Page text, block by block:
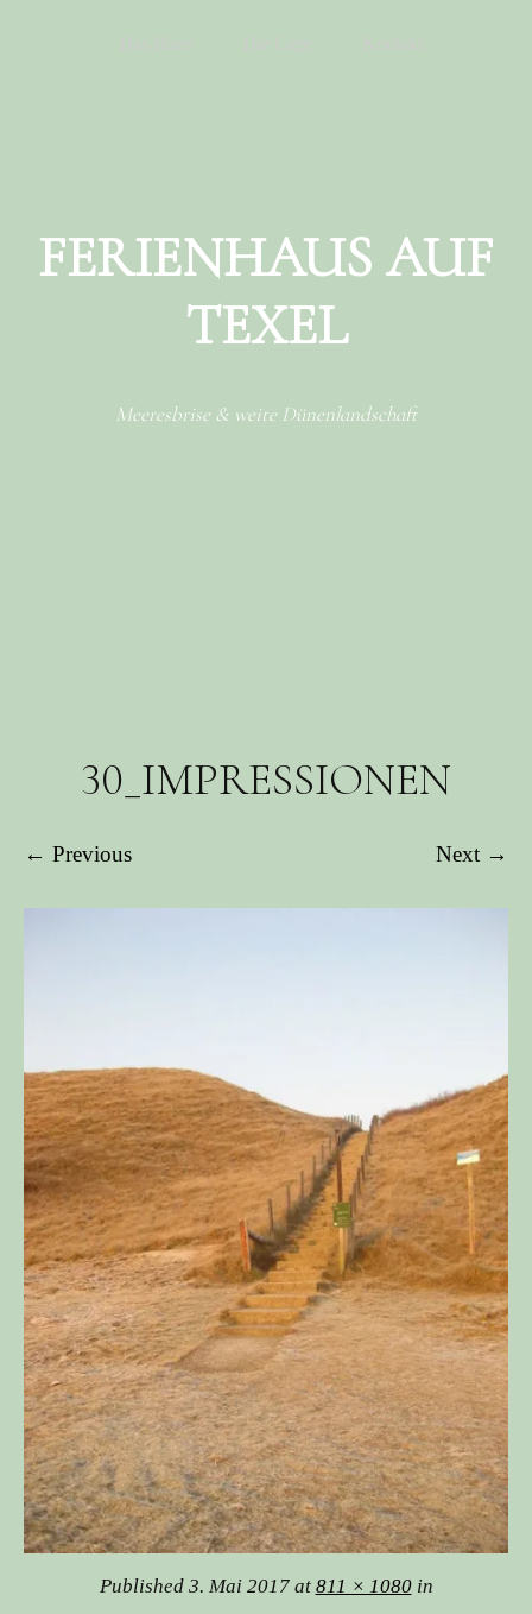
FERIENHAUS AUF
TEXEL
Meeresbrise & weite Dünenlandschaft
30_IMPRESSIONEN
← Previous Next →
Published 3. Mai 2017at 811 × 1080in